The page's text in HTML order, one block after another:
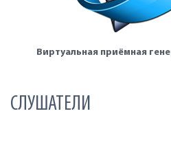
Виртуальная приёмная
СЛУШАТЕЛИ